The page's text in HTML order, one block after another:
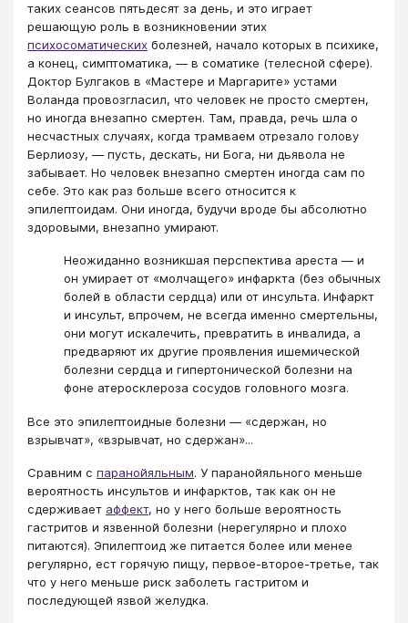
таких сеансов пятьдесят за день, и это играет
решающую роль в возникновении этих
психосоматических болезней, начало которых в психике,
а конец, симптоматика, — в соматике (телесной сфере).
Доктор Булгаков в «Мастере и Маргарите» устами
Воланда провозгласил, что человек не просто смертен,
но иногда внезапно смертен. Там, правда, речь шла о
несчастных случаях, когда трамваем отрезало голову
Берлиозу, — пусть, дескать, ни Бога, ни дьявола не
забывает. Но человек внезапно смертен иногда сам по
себе. Это как раз больше всего относится к
эпилептоидам. Они иногда, будучи вроде бы абсолютно
здоровыми, внезапно умирают.
Неожиданно возникшая перспектива ареста — и
он умирает от «молчащего» инфаркта (без обычных
болей в области сердца) или от инсульта. Инфаркт
и инсульт, впрочем, не всегда именно смертельны,
они могут искалечить, превратить в инвалида, а
предваряют их другие проявления ишемической
болезни сердца и гипертонической болезни на
фоне атеросклероза сосудов головного мозга.
Все это эпилептоидные болезни — «сдержан, но
взрывчат», «взрывчат, но сдержан»...
Сравним с паранойяльным. У паранойяльного меньше
вероятность инсультов и инфарктов, так как он не
сдерживает аффект, но у него больше вероятность
гастритов и язвенной болезни (нерегулярно и плохо
питаются). Эпилептоид же питается более или менее
регулярно, ест горячую пищу, первое-второе-третье, так
что у него меньше риск заболеть гастритом и
последующей язвой желудка.